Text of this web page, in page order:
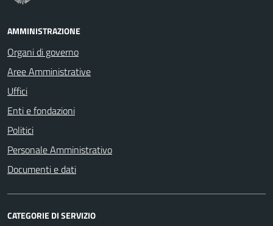
AMMINISTRAZIONE
Organi di governo
Aree Amministrative
Uffici
Enti e fondazioni
Politici
Personale Amministrativo
Documenti e dati
CATEGORIE DI SERVIZIO